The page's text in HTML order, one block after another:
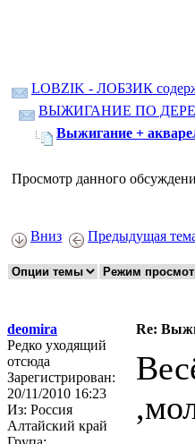
LOBZIK - ЛОБЗИК
ВЫЖИГАНИЕ ПО
Выжигание +
Просмотр данного
Вниз Предыдущая
deomira
Re:
Редко уходящий
отсюда
Зарегистрирован:
20/11/2010 16:23
Из: Россия
Алтайский край